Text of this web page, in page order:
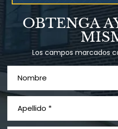
Talco en
Ovary
OBTENGA
Los campos marcados